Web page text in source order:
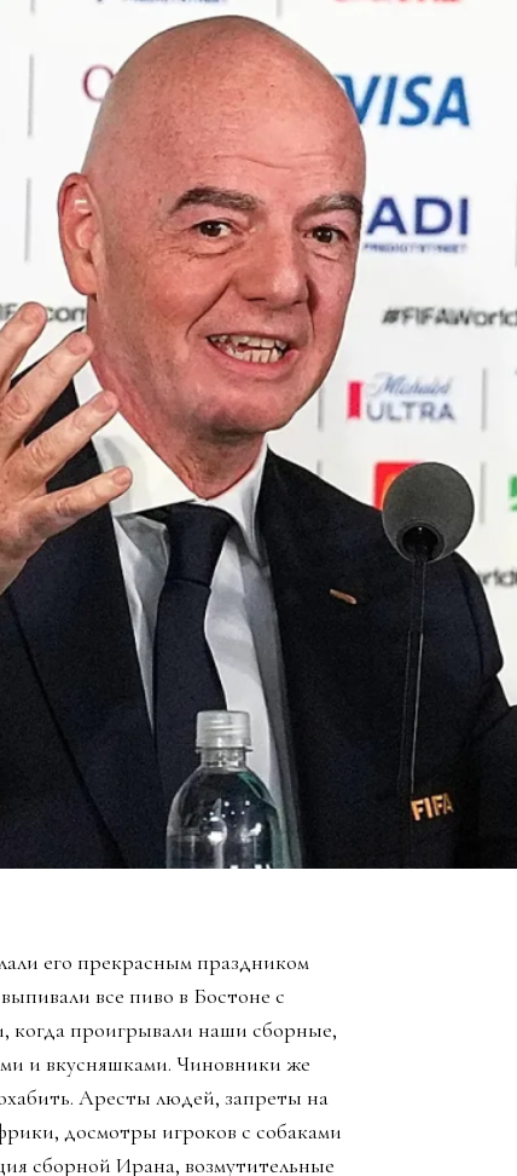
его прекрасным праздником
все пиво в Бостоне с
когда проигрывали наши сборные,
и вкусняшками. Чиновники же
Аресты людей, запреты на
досмотры игроков с собаками
сборной Ирана, возмутительные